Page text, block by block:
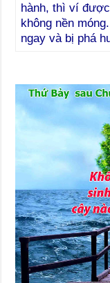
hành, thì ví
không nền
ngay và bị phá